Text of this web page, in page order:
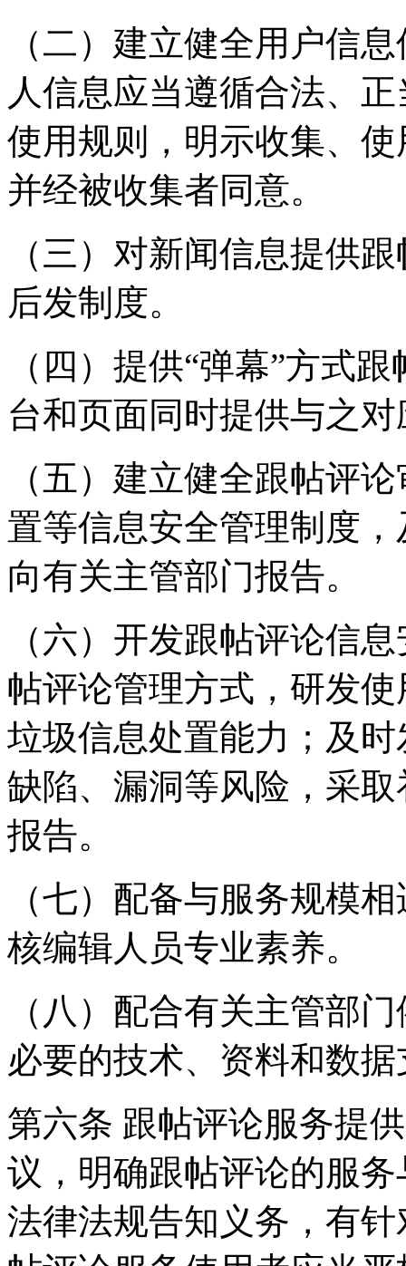
（二）建立健全用户信
人信息应当遵循合法、
使用规则，明示收集、
并经被收集者同意。
（三）对新闻信息提供
后发制度。
（四）提供“弹幕”方式
台和页面同时提供与之
（五）建立健全跟帖评
置等信息安全管理制度
向有关主管部门报告。
（六）开发跟帖评论信
帖评论管理方式，研发
垃圾信息处置能力；及
缺陷、漏洞等风险，采
报告。
（七）配备与服务规模
核编辑人员专业素养。
（八）配合有关主管部
必要的技术、资料和数
第六条 跟帖评论服务提
议，明确跟帖评论的服
法律法规告知义务，有